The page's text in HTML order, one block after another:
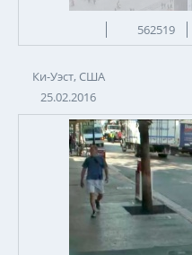
562519
Ки-Уэст, США
25.02.2016